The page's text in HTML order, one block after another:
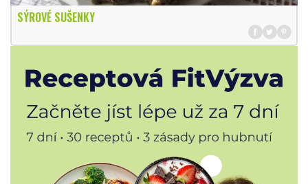
SÝROVÉ SUŠENKY